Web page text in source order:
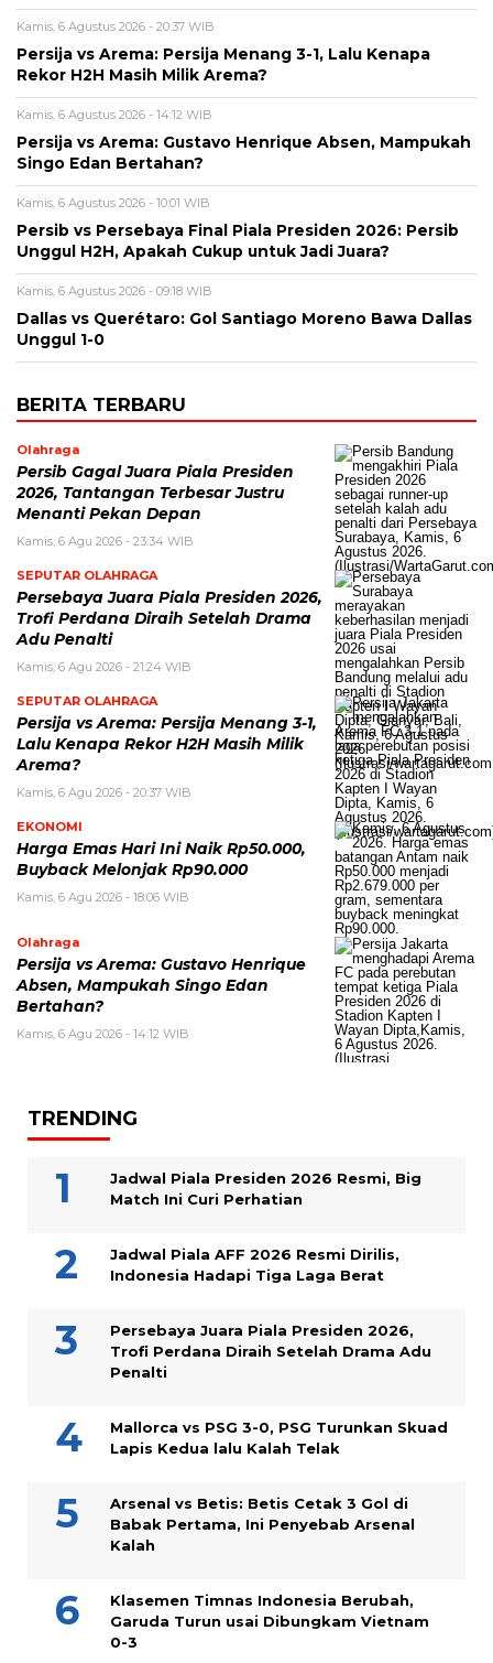
Kamis, 6 Agustus 2026 - 20:37 WIB
Persija vs Arema: Persija Menang 3-1, Lalu Kenapa
Rekor H2H Masih Milik Arema?
Kamis, 6 Agustus 2026 - 14:12 WIB
Persija vs Arema: Gustavo Henrique Absen, Mampukah
Singo Edan Bertahan?
Kamis, 6 Agustus 2026 - 10:01 WIB
Persib vs Persebaya Final Piala Presiden 2026: Persib
Unggul H2H, Apakah Cukup untuk Jadi Juara?
Kamis, 6 Agustus 2026 - 09:18 WIB
Dallas vs Querétaro: Gol Santiago Moreno Bawa Dallas
Unggul 1-0
BERITA TERBARU
Olahraga
Persib Gagal Juara Piala Presiden
2026, Tantangan Terbesar Justru
Menanti Pekan Depan
Kamis, 6 Agu 2026 - 23:34 WIB
SEPUTAR OLAHRAGA
Persebaya Juara Piala Presiden 2026,
Trofi Perdana Diraih Setelah Drama
Adu Penalti
Kamis, 6 Agu 2026 - 21:24 WIB
SEPUTAR OLAHRAGA
Persija vs Arema: Persija Menang 3-1,
Lalu Kenapa Rekor H2H Masih Milik
Arema?
Kamis, 6 Agu 2026 - 20:37 WIB
EKONOMI
Harga Emas Hari Ini Naik Rp50.000,
Buyback Melonjak Rp90.000
Kamis, 6 Agu 2026 - 18:06 WIB
Olahraga
Persija vs Arema: Gustavo Henrique
Absen, Mampukah Singo Edan
Bertahan?
Kamis, 6 Agu 2026 - 14:12 WIB
TRENDING
Jadwal Piala Presiden 2026 Resmi, Big
Match Ini Curi Perhatian
Jadwal Piala AFF 2026 Resmi Dirilis,
Indonesia Hadapi Tiga Laga Berat
Persebaya Juara Piala Presiden 2026,
Trofi Perdana Diraih Setelah Drama Adu
Penalti
Mallorca vs PSG 3-0, PSG Turunkan Skuad
Lapis Kedua lalu Kalah Telak
Arsenal vs Betis: Betis Cetak 3 Gol di
Babak Pertama, Ini Penyebab Arsenal
Kalah
Klasemen Timnas Indonesia Berubah,
Garuda Turun usai Dibungkam Vietnam
0-3